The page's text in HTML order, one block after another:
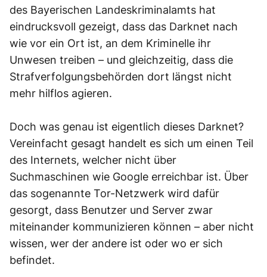
des Bayerischen Landeskriminalamts hat
eindrucksvoll gezeigt, dass das Darknet nach
wie vor ein Ort ist, an dem Kriminelle ihr
Unwesen treiben – und gleichzeitig, dass die
Strafverfolgungsbehörden dort längst nicht
mehr hilflos agieren.
Doch was genau ist eigentlich dieses Darknet?
Vereinfacht gesagt handelt es sich um einen Teil
des Internets, welcher nicht über
Suchmaschinen wie Google erreichbar ist. Über
das sogenannte Tor-Netzwerk wird dafür
gesorgt, dass Benutzer und Server zwar
miteinander kommunizieren können – aber nicht
wissen, wer der andere ist oder wo er sich
befindet.